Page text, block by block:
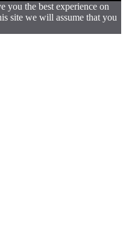
you the best experience on
site we will assume that you